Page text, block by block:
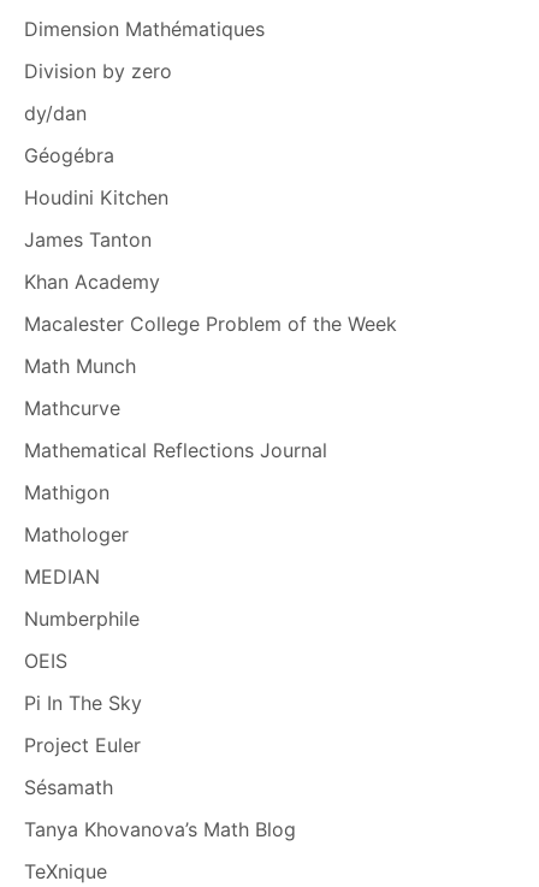
Dimension Mathématiques
Division by zero
dy/dan
Géogébra
Houdini Kitchen
James Tanton
Khan Academy
Macalester College Problem of the Week
Math Munch
Mathcurve
Mathematical Reflections Journal
Mathigon
Mathologer
MEDIAN
Numberphile
OEIS
Pi In The Sky
Project Euler
Sésamath
Tanya Khovanova’s Math Blog
TeXnique